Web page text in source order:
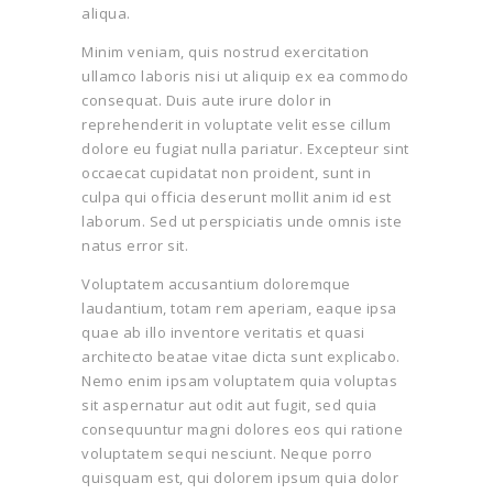
aliqua.
Minim veniam, quis nostrud exercitation
ullamco laboris nisi ut aliquip ex ea commodo
consequat. Duis aute irure dolor in
reprehenderit in voluptate velit esse cillum
dolore eu fugiat nulla pariatur. Excepteur sint
occaecat cupidatat non proident, sunt in
culpa qui officia deserunt mollit anim id est
laborum. Sed ut perspiciatis unde omnis iste
natus error sit.
Voluptatem accusantium doloremque
laudantium, totam rem aperiam, eaque ipsa
quae ab illo inventore veritatis et quasi
architecto beatae vitae dicta sunt explicabo.
Nemo enim ipsam voluptatem quia voluptas
sit aspernatur aut odit aut fugit, sed quia
consequuntur magni dolores eos qui ratione
voluptatem sequi nesciunt. Neque porro
quisquam est, qui dolorem ipsum quia dolor